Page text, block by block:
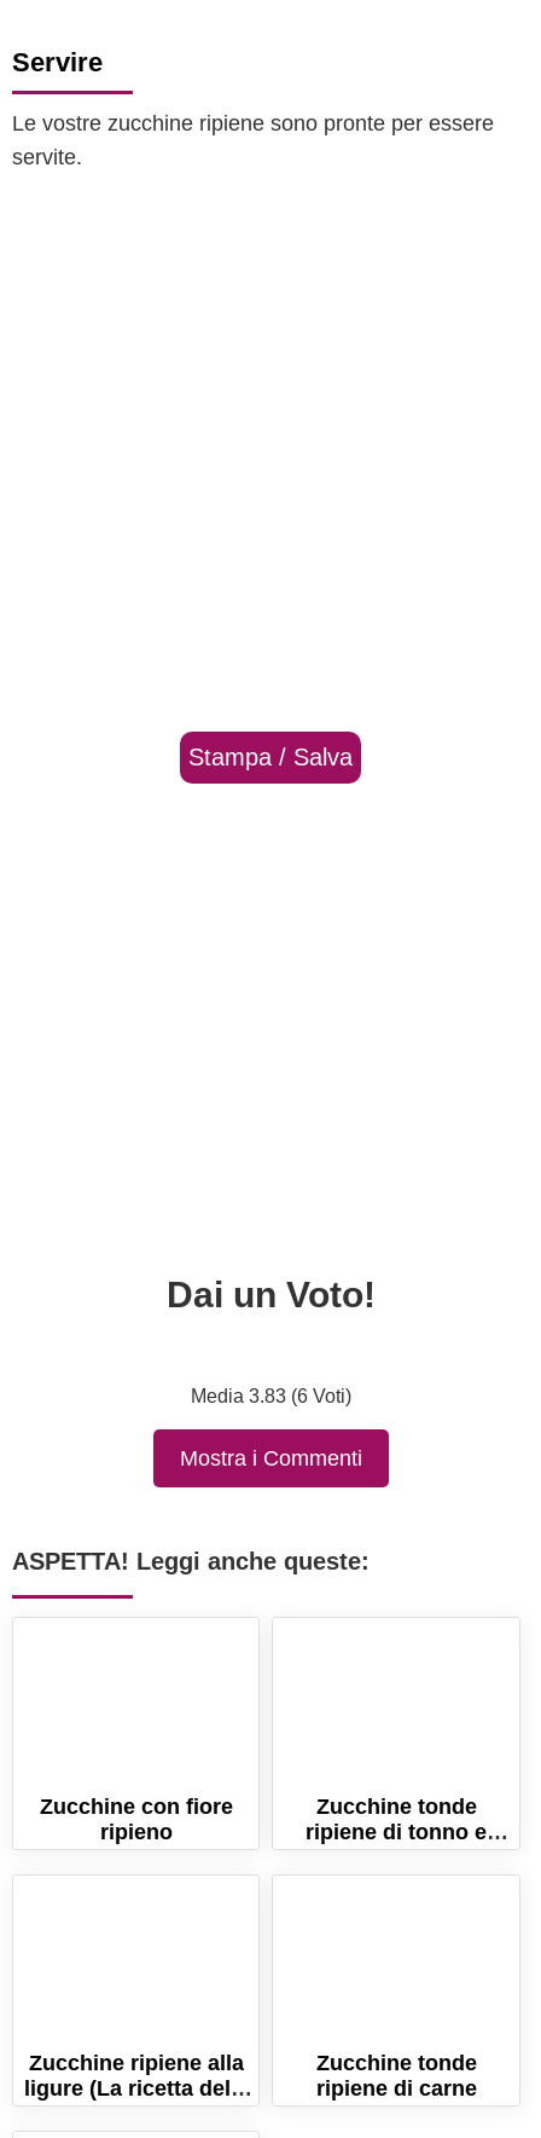
Servire
Le vostre zucchine ripiene sono pronte per essere
servite.
Stampa / Salva
Dai un Voto!
Media 3.83 (6 Voti)
Mostra i Commenti
ASPETTA! Leggi anche queste:
Zucchine con fiore
ripieno
Zucchine tonde
ripiene di tonno e
patate. Ricetta facile e
senza carne!
Zucchine ripiene alla
ligure (La ricetta delle
zucchine con il tonno)
Zucchine tonde
ripiene di carne